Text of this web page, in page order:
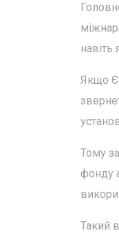
Якщо
Тому
фонду
Такий